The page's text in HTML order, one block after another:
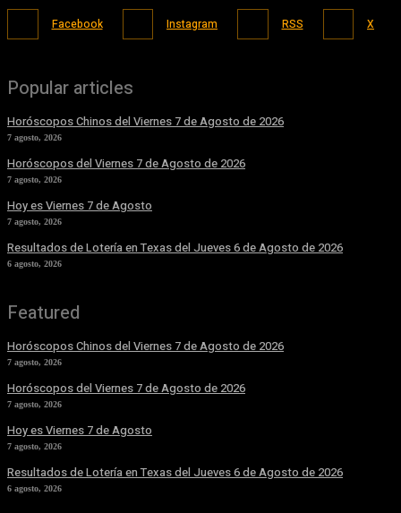
Facebook Instagram RSS X
Popular articles
Horóscopos Chinos del Viernes 7 de Agosto de 2026
7 agosto, 2026
Horóscopos del Viernes 7 de Agosto de 2026
7 agosto, 2026
Hoy es Viernes 7 de Agosto
7 agosto, 2026
Resultados de Lotería en Texas del Jueves 6 de Agosto de 2026
6 agosto, 2026
Featured
Horóscopos Chinos del Viernes 7 de Agosto de 2026
7 agosto, 2026
Horóscopos del Viernes 7 de Agosto de 2026
7 agosto, 2026
Hoy es Viernes 7 de Agosto
7 agosto, 2026
Resultados de Lotería en Texas del Jueves 6 de Agosto de 2026
6 agosto, 2026